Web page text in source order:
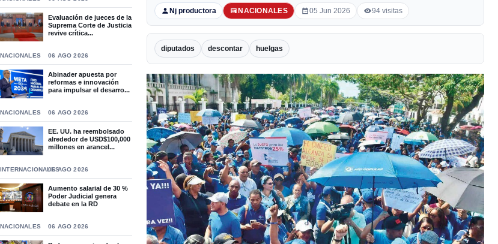
Evaluación de jueces de la
Suprema Corte de Justicia
revive crítica...
NACIONALES 06 AGO 2026
Abinader apuesta por
reformas e innovación
para impulsar el desarro...
NACIONALES 06 AGO 2026
EE. UU. ha reembolsado
alrededor de USD$100,000
millones en arancel...
INTERNACIONALES06 AGO 2026
Aumento salarial de 30 %
Poder Judicial genera
debate en la RD
NACIONALES 06 AGO 2026
Nj productora NACIONALES 05 Jun 2026 94 visitas
diputados descontar huelgas